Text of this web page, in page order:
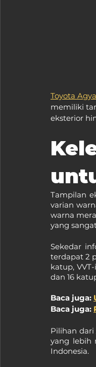
Toyota
memiliki
eksterior
Tampilan
varian
warna
yang
Sekedar
terdapat 2
katup,
dan 16
Baca juga:
Baca juga:
Pilihan
yang lebih
Indonesia.